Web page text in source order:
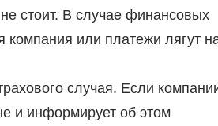
стоит. В случае финансовых
компания или платежи лягут
случая. Если
и информирует об этом